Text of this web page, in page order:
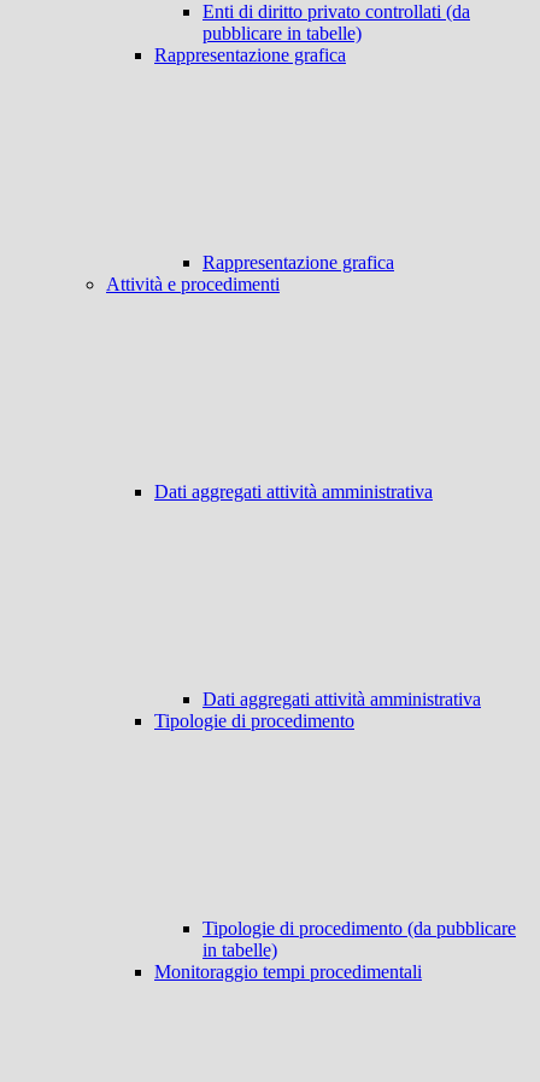
Enti di diritto privato controllati (da
pubblicare in tabelle)
Rappresentazione grafica
Rappresentazione grafica
Attività e procedimenti
Dati aggregati attività amministrativa
Dati aggregati attività amministrativa
Tipologie di procedimento
Tipologie di procedimento (da pubblicare
in tabelle)
Monitoraggio tempi procedimentali